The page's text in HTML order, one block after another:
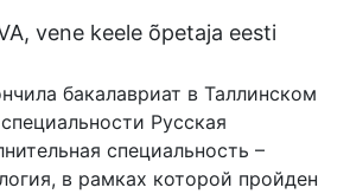
vene keele õpetaja eesti
бакалавриат в Таллинском
Русская
специальность –
в рамках которой пройден